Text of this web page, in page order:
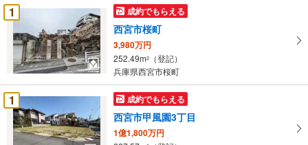
件
を
マ
ペ
ー
ジ
に
保
1 成約でもらえる
西宮市桜町
3,980万円
252.49m2
（登記）
兵庫県西宮市桜町
1 成約でもらえる
西宮市甲風園3丁目
1億1,800万円